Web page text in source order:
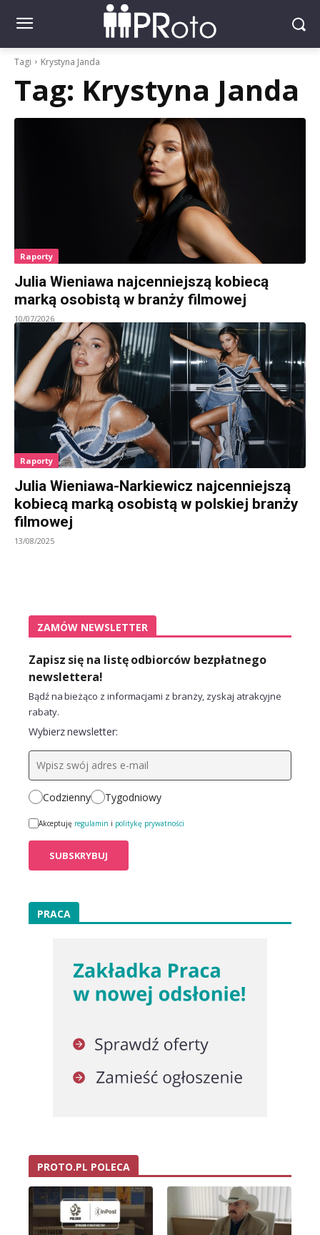
Tagi Krystyna Janda
Tag: Krystyna Janda
Raporty
Julia Wieniawa najcenniejszą kobiecą
marką osobistą w branży filmowej
10/07/2026
Raporty
Julia Wieniawa-Narkiewicz najcenniejszą
kobiecą marką osobistą w polskiej branży
filmowej
13/08/2025
ZAMÓW NEWSLETTER
Zapisz się na listę odbiorców bezpłatnego
newslettera!
Bądź na bieżąco z informacjami z branży, zyskaj atrakcyjne
rabaty.
Wybierz newsletter:
Codzienny Tygodniowy
Akceptuję regulamin i politykę prywatności
PRACA
PROTO.PL POLECA